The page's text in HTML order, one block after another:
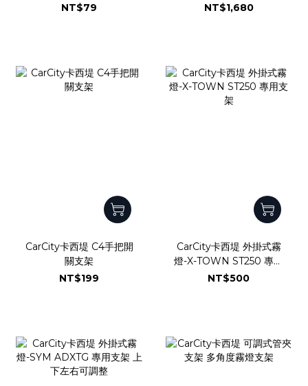
NT$79
電源管理模組｜雙路輸出
NT$1,680
CarCity卡西堤 C4手把開
關支架
NT$199
CarCity卡西堤 外掛式霧
燈-X-TOWN ST250 專用
支架
NT$500